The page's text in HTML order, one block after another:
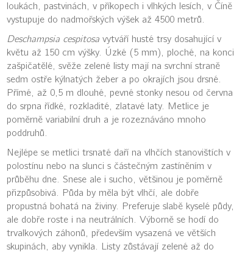
loukách, pastvinách, v příkopech i vlhkých lesích, v Číně
vystupuje do nadmořských výšek až 4500 metrů.
Deschampsia cespitosavytváří husté trsy dosahující v
květu až 150 cm výšky. Úzké (5 mm), ploché, na konci
zašpičatělé, svěže zelené listy mají na svrchní straně
sedm ostře kýlnatých žeber a po okrajích jsou drsné.
Přímé, až 0,5 m dlouhé, pevné stonky nesou od června
do srpna řídké, rozkladité, zlatavé laty. Metlice je
poměrně variabilní druh a je rozeznáváno mnoho
poddruhů.
Nejlépe se metlici trsnaté daří na vlhčích stanovištích v
polostínu nebo na slunci s částečným zastíněním v
průběhu dne. Snese ale i sucho, většinou je poměrně
přizpůsobivá. Půda by měla být vlhčí, ale dobře
propustná bohatá na živiny. Preferuje slabě kyselé půdy,
ale dobře roste i na neutrálních. Výborně se hodí do
trvalkových záhonů, především vysazená ve větších
skupinách, aby vynikla. Listy zůstávají zelené až do